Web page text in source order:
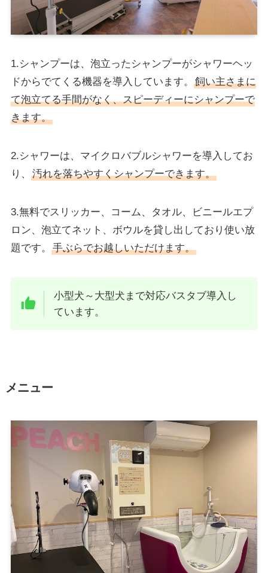
1.シャンプーは、泡立ったシャンプーがシャワーヘッ
ドからでてくる機器を導入しています。
飼い主さまに
て泡立てる手間がなく、スピーディーにシャンプーで
きます。
2.シャワーは、マイクロバブルシャワーを導入してお
り、
汚れを落ちやすくシャンプーできます。
3.無料でスリッカー、コーム、タオル、ビニールエプ
ロン、泡立てネット、ボウルを貸し出しており使い放
題です。
手ぶらでお越しいただけます。
小型犬～大型犬まで対応バスタブ導入し
ています。
メニュー